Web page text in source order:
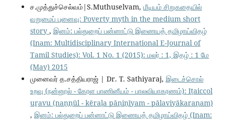
ச.முத்துச்செல்வம்|S.Muthuselvam, மீடியம் சிறுகதையில்
வறுமைப் புனைவு: Poverty myth in the medium short
story , இனம்: பல்துறைப் பன்னாட்டு இணையத் தமிழாய்விதழ்
(Inam: Multidisciplinary International E-Journal of
Tamil Studies): Vol. 1 No. 1 (2015): மலர் : 1, இதழ் : 1 மே
(May) 2015
முனைவர் த.சத்தியராஜ் | Dr. T. Sathiyaraj, இடைச்சொல்
உறவு (நன்னூல் - கேரள பாணினீயம் - பாலவியாகரணம்): Iṭaiccol
uṟavu (naṉṉūl - kēraḷa pāṇiṉīyam - pālaviyākaraṇam)
, இனம்: பல்துறைப் பன்னாட்டு இணையத் தமிழாய்விதழ் (Inam: